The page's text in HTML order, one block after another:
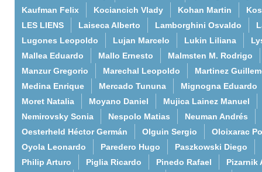
Kaufman Felix
Kociancich Vlady Kohan Martin
LES LIENS
Laiseca Alberto Lamborghini Osvaldo
Lugones Leopoldo
Lujan Marcelo Lukin Liliana
Mallea Eduardo
Mallo Ernesto
Malmsten M. Rodrigo
Manzur Gregorio
Marechal Leopoldo
Martinez
Medina Enrique
Mercado Tununa
Mignogna Eduardo
Moret Natalia
Moyano Daniel
Mujica Lainez Manuel
Nemirovsky Sonia
Nespolo Matias
Neuman Andrés
Oesterheld Héctor Germán
Olguin Sergio
Oloixarac
Oyola Leonardo
Paredero Hugo
Paszkowski Diego
Philip Arturo
Piglia Ricardo Pinedo Rafael
Pizarnik